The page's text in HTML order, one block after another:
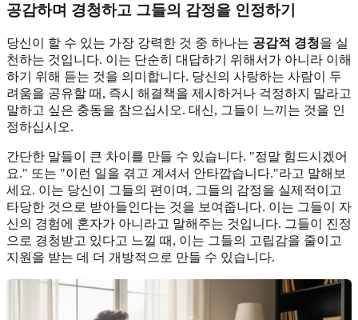
공감하며 경청하고 그들의 감정을 인정하기
당신이 할 수 있는 가장 강력한 것 중 하나는 공감적 경청을 실
천하는 것입니다. 이는 단순히 대답하기 위해서가 아니라 이해
하기 위해 듣는 것을 의미합니다. 당신의 사랑하는 사람이 두
려움을 공유할 때, 즉시 해결책을 제시하거나 걱정하지 말라고
말하고 싶은 충동을 참으십시오. 대신, 그들이 느끼는 것을 인
정하십시오.
간단한 말들이 큰 차이를 만들 수 있습니다. "정말 힘드시겠어
요." 또는 "이런 일을 겪고 계셔서 안타깝습니다."라고 말해보
세요. 이는 당신이 그들의 편이며, 그들의 감정을 실제적이고
타당한 것으로 받아들인다는 것을 보여줍니다. 이는 그들이 자
신의 경험에 혼자가 아니라고 말해주는 것입니다. 그들이 진정
으로 경청받고 있다고 느낄 때, 이는 그들의 고립감을 줄이고
지원을 받는 데 더 개방적으로 만들 수 있습니다.